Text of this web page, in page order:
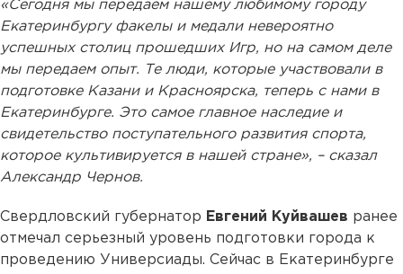
«Сегодня мы передаем нашему любимому городу
Екатеринбургу факелы и медали невероятно
успешных столиц прошедших Игр, но на самом деле
мы передаем опыт. Те люди, которые участвовали в
подготовке Казани и Красноярска, теперь с нами в
Екатеринбурге. Это самое главное наследие и
свидетельство поступательного развития спорта,
которое культивируется в нашей стране», – сказал
Александр Чернов.
Свердловский губернатор Евгений Куйвашев ранее
отмечал серьезный уровень подготовки города к
проведению Универсиады. Сейчас в Екатеринбурге